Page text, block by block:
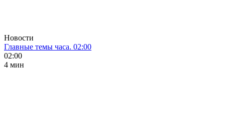
Новости
Главные темы часа. 02:00
02:00
4 мин